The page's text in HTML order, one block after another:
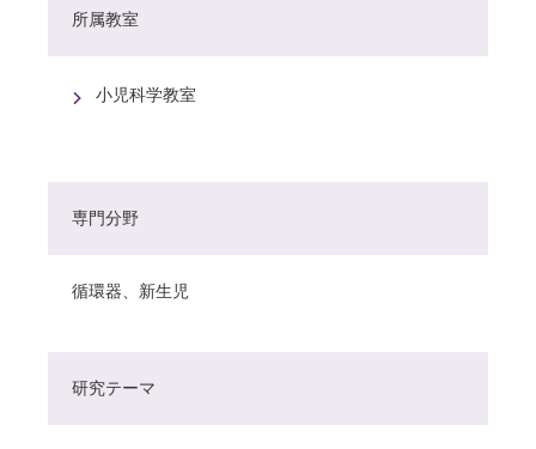
所属教室
小児科学教室
専門分野
循環器、新生児
研究テーマ